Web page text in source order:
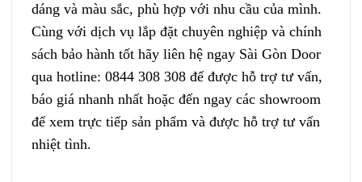
dáng và màu sắc, phù hợp với nhu cầu của mình.
Cùng với dịch vụ lắp đặt chuyên nghiệp và chính
sách bảo hành tốt hãy liên hệ ngay Sài Gòn Door
qua hotline: 0844 308 308 để được hỗ trợ tư vấn,
báo giá nhanh nhất hoặc đến ngay các showroom
để xem trực tiếp sản phẩm và được hỗ trợ tư vấn
nhiệt tình.